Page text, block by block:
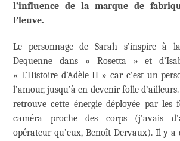
l’influence de la marque de
Fleuve.
Le personnage de Sarah s’inspire à
Dequenne dans « Rosetta » et
« L’Histoire d’Adèle H » car c’est un
l’amour, jusqu’à en devenir folle
retrouve cette énergie déployée par les
caméra proche des corps (j’avais
opérateur qu’eux, Benoît Dervaux). Il y